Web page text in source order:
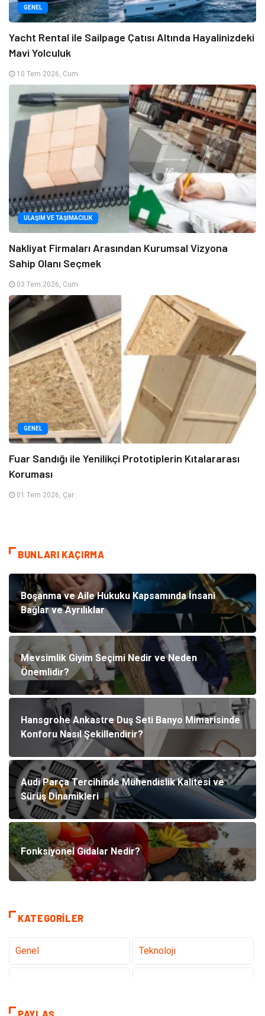
GENEL
Yacht Rental ile Sailpage Çatısı Altında Hayalinizdeki
Mavi Yolculuk
10 Tem 2026, Cum
ULAŞIM VE TAŞIMACILIK
Nakliyat Firmaları Arasından Kurumsal Vizyona
Sahip Olanı Seçmek
03 Tem 2026, Cum
GENEL
Fuar Sandığı ile Yenilikçi Prototiplerin Kıtalararası
Koruması
01 Tem 2026, Çar
BUNLARI KAÇIRMA
Boşanma ve Aile Hukuku Kapsamında İnsani
Bağlar ve Ayrılıklar
Mevsimlik Giyim Seçimi Nedir ve Neden
Önemlidir?
Hansgrohe Ankastre Duş Seti Banyo Mimarisinde
Konforu Nasıl Şekillendirir?
Audi Parça Tercihinde Mühendislik Kalitesi ve
Sürüş Dinamikleri
Fonksiyonel Gıdalar Nedir?
KATEGORILER
Genel Teknoloji
Eğitim